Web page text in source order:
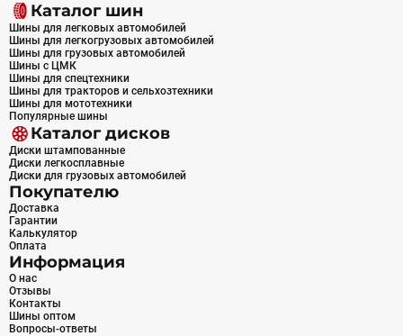
Каталог шин
Шины для легковых автомобилей
Шины для легкогрузовых автомобилей
Шины для грузовых автомобилей
Шины с ЦМК
Шины для спецтехники
Шины для тракторов и сельхозтехники
Шины для мототехники
Популярные шины
Каталог дисков
Диски штампованные
Диски легкосплавные
Диски для грузовых автомобилей
Покупателю
Доставка
Гарантии
Калькулятор
Оплата
Информация
О нас
Отзывы
Контакты
Шины оптом
Вопросы-ответы